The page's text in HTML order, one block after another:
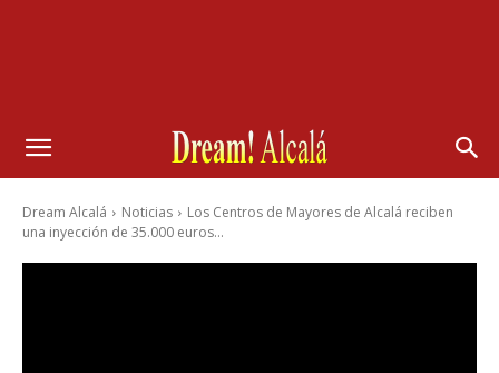
Dream Alcalá Noticias
Los Centros de Mayores de Alcalá reciben
una inyección de 35.000 euros...